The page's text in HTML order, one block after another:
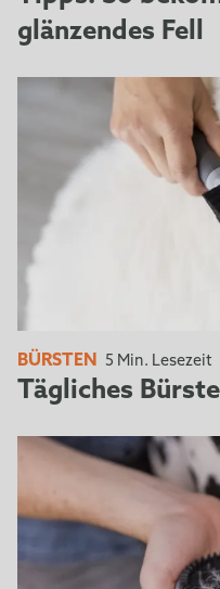
glänzendes Fell
BÜRSTEN 5 Min. Lesezeit
Tägliches